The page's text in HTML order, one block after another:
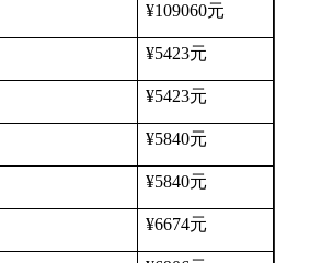
¥109060元
¥5423元
¥5423元
¥5840元
¥5840元
¥6674元